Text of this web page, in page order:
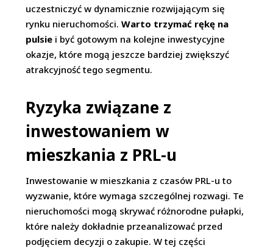
uczestniczyć w dynamicznie rozwijającym się
rynku nieruchomości.Warto trzymać rękę na
pulsie i być gotowym na kolejne inwestycyjne
okazje, które mogą jeszcze bardziej zwiększyć
atrakcyjność tego segmentu.
Ryzyka związane z
inwestowaniem w
mieszkania z PRL-u
Inwestowanie w mieszkania z czasów PRL-u to
wyzwanie, które wymaga szczególnej rozwagi. Te
nieruchomości mogą skrywać różnorodne pułapki,
które należy dokładnie przeanalizować przed
podjęciem decyzji o zakupie. W tej części